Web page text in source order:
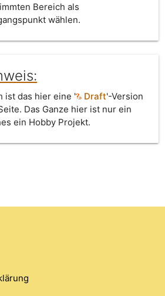
Bereich als
wählen.
ist das hier eine ' Draft'-Version
Das Ganze hier ist nur ein
ein Hobby Projekt.